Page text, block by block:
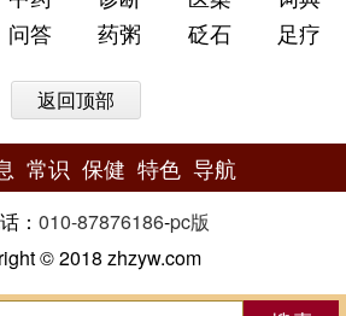
问答 药粥 砭石 足疗
返回顶部
常识 保健 特色 导航
： 010-87876186-pc版
© 2018 zhzyw.com